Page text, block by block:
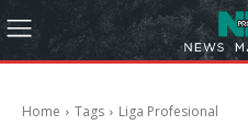
Home Tags Liga Profesional